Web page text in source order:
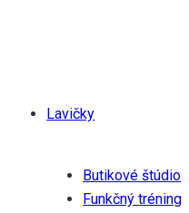
Lavičky
Butikové štúdio
Funkčný tréning